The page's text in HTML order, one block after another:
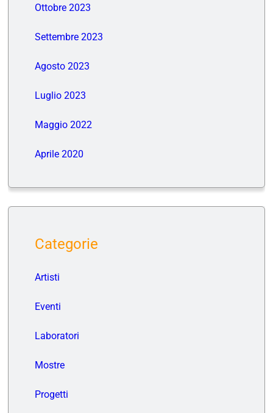
Ottobre 2023
Settembre 2023
Agosto 2023
Luglio 2023
Maggio 2022
Aprile 2020
Categorie
Artisti
Eventi
Laboratori
Mostre
Progetti